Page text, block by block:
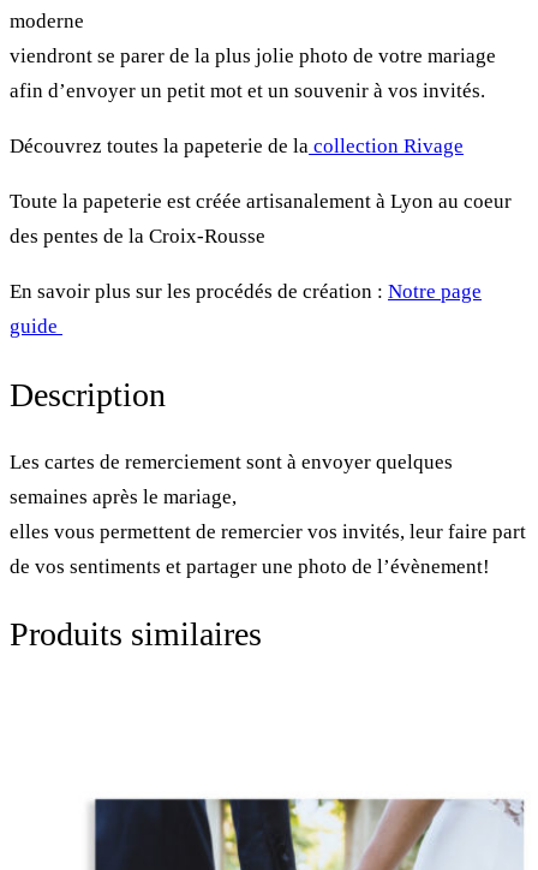
moderne
viendront se parer de la plus jolie photo de votre mariage
afin d’envoyer un petit mot et un souvenir à vos invités.
Découvrez toutes la papeterie de la collection Rivage
Toute la papeterie est créée artisanalement à Lyon au coeur
des pentes de la Croix-Rousse
En savoir plus sur les procédés de création : Notre page
guide
Description
Les cartes de remerciement sont à envoyer quelques
semaines après le mariage,
elles vous permettent de remercier vos invités, leur faire part
de vos sentiments et partager une photo de l’évènement!
Produits similaires